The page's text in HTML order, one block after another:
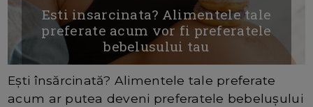
Esti insarcinata? Alimentele tale
preferate acum vor fi preferatele
bebelusului tau
Ești însărcinată? Alimentele tale preferate
acum ar putea deveni preferatele bebelușului